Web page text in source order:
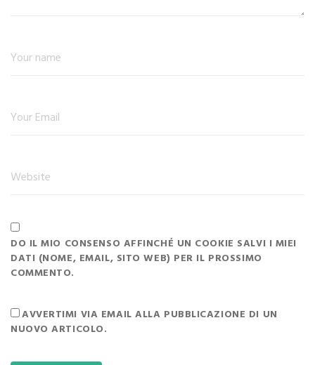
DO IL MIO CONSENSO AFFINCHÉ UN COOKIE SALVI I MIEI
DATI (NOME, EMAIL, SITO WEB) PER IL PROSSIMO
COMMENTO.
AVVERTIMI VIA EMAIL ALLA PUBBLICAZIONE DI UN
NUOVO ARTICOLO.